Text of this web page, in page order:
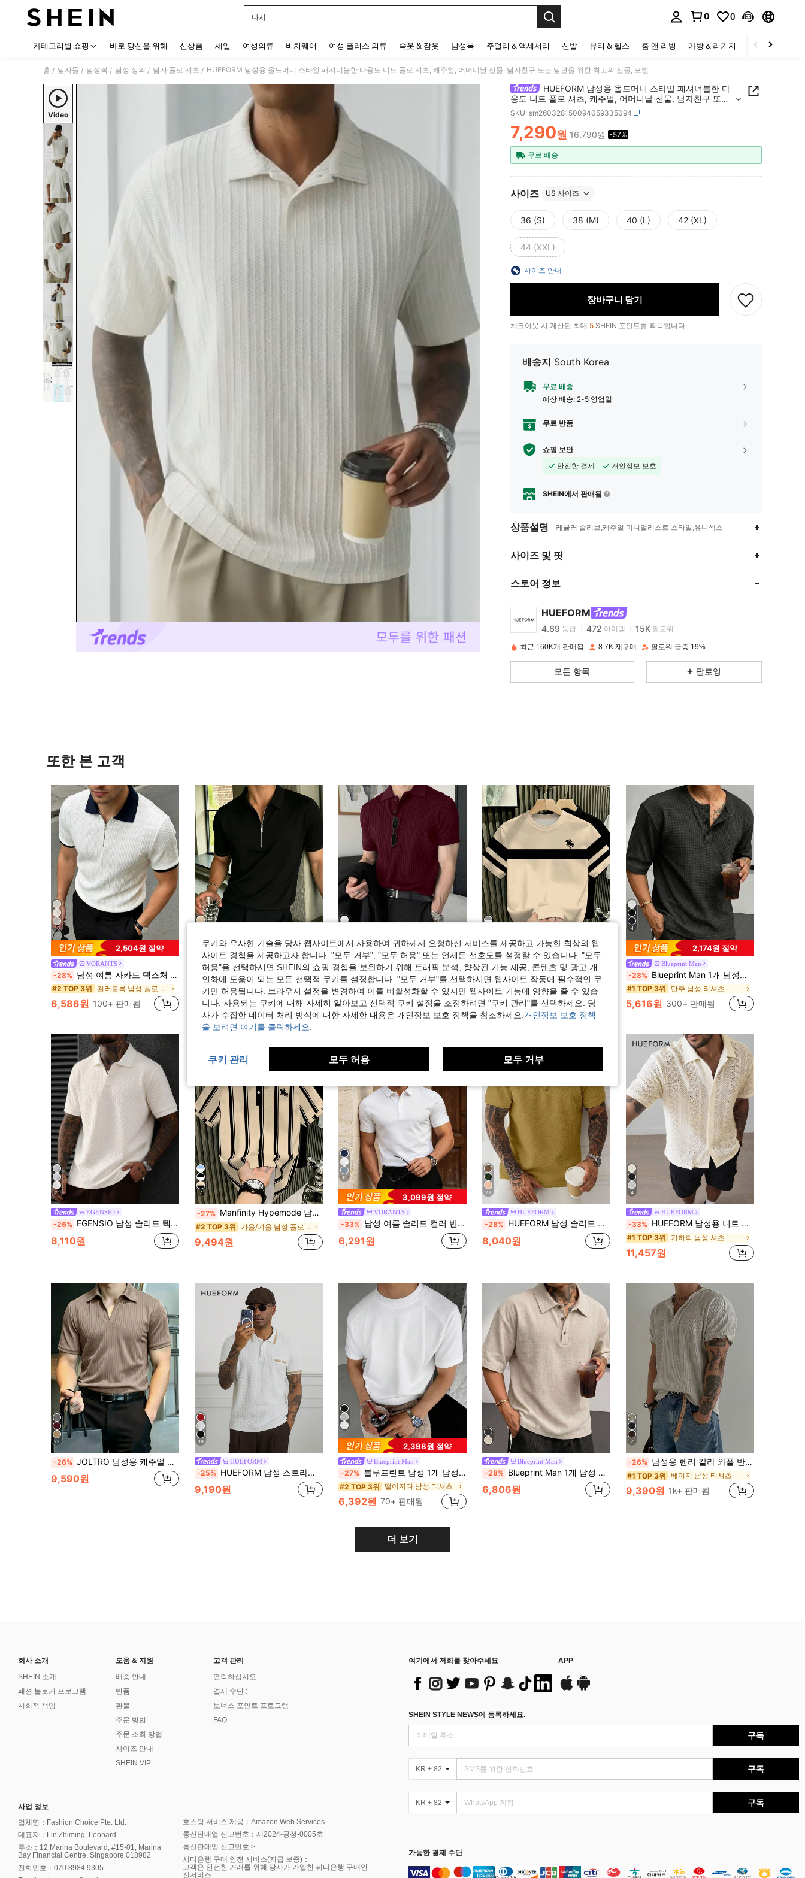
나시
0 0
카테고리별 쇼핑 바로 당신을 위해 신상품 세일 여성의류 비치웨어 여성 플러스 의류 속옷 & 잠옷 남성복 주얼리 & 액세서리 신발 뷰티 & 헬스 홈 앤 리빙 가방 & 러기지 스포츠 & 아웃
홈 / 남자들 / 남성복 / 남성 상의 / 남자 폴로 셔츠 / HUEFORM 남성용 올드머니 스타일 패셔너블한 다용도 니트 폴로 셔츠, 캐주얼, 어머니날 선물, 남자친구 또는 남편을 위한 최고의 선물, 포멀
Video
HUEFORM 남성용 올드머니 스타일 패셔너블한 다
용도 니트 폴로 셔츠, 캐주얼, 어머니날 선물, 남자친구 또는
남편을 위한 최고의 선물, 포멀
SKU: sm260328150094059335094
PRICE AND AVAILABILITY
7,290원 16,790원 -57%
무료 배송
사이즈 US 사이즈
36 (S) 38 (M) 40 (L) 42 (XL)
44 (XXL)
사이즈 안내
장바구니 담기
체크아웃 시 계산된 최대 5 SHEIN 포인트를 획득합니다.
배송지 South Korea
무료 배송
예상 배송: 2-5 영업일
무료 반품
쇼핑 보안
안전한 결제
개인정보 보호
SHEIN에서 판매됨
상품설명 레귤러 슬리브,캐주얼 미니멀리스트 스타일,유니섹스
사이즈 및 핏
스토어 정보
HUEFORM
4.69
4.69 등급 472 아이템 15K 팔로워
4.69 472 15K
4.69 472 15K
472 15K
472 15K
최근 160K개 판매됨 8.7K 재구매 팔로워 급증 19%
모든 항목 팔로잉
또한 본 고객
10
2,504원 절약
VORANTS
-28% 남성 여름 자카드 텍스처 대비 컬러 하프집 폴로 셔츠, 캐주얼 미니멀리스트 어반 성숙한 영국 신사 스타일, 스마트 캐주얼
#2 TOP 3위 컬러블록 남성 폴로 셔츠
6,586원 100+ 판매됨
10
-29% 남성용 솔리드 컬러 하프 플래킷 캐주얼 다용도 출퇴근 반팔 폴로 셔츠
#1 TOP 3위 캐주얼 - 베이직 남성 폴로 셔츠
7,766원 100+ 판매됨
21
-9% JOLTRO 남성용 솔리드 컬러 미니멀리스트 데일리웨어 반팔 폴로 셔츠, 포멀
7,012원 50+ 판매됨
11
-27% Manfinity Hypemode 남성용 클래식 스트라이프 말 로고 살구색 티셔츠
#1 TOP 3위 자수 남성 티셔츠
7,118원 90+ 판매됨
4
2,174원 절약
Blueprint Man
-28% Blueprint Man 1개 남성용 와플 텍스처 반오픈 칼라 반팔 탑, 폴로 칼라 반팔 초박형 여름 루즈핏 편안한 유럽 스타일 올드 머니 스타일 크게 나옵니다. 더 나은 핏을 위해 사이즈를 낮추세요
#1 TOP 3위 단추 남성 티셔츠
5,616원 300+ 판매됨
21
EGENSIO
-26% EGENSIO 남성 솔리드 텍스처 반팔 캐주얼 폴로 셔츠
8,110원
7
-27% Manfinity Hypemode 남성용 살구색 클래식 캐주얼 스트라이프 승마 패턴 폴로 셔츠, 의식용
#2 TOP 3위 가을/겨울 남성 폴로 셔츠
9,494원
11
3,099원 절약
VORANTS
-33% 남성 여름 솔리드 컬러 반팔 캐주얼 출퇴근 버튼 폴로 셔츠, 골프 스포츠에 적합, 블랙 폴로 셔츠
6,291원
23
HUEFORM
-28% HUEFORM 남성 솔리드 컬러 반팔 캐주얼 출퇴근 폴로 셔츠
8,040원
4
HUEFORM
-33% HUEFORM 남성용 니트 셔츠, 다용도적이고 패셔너블함
#1 TOP 3위 기하학 남성 셔츠
11,457원
22
-26% JOLTRO 남성용 캐주얼 일상 & 사무실 출퇴근 솔리드 컬러 리브드 브이넥 폴로 셔츠, 미니멀리스트 & 다용도, 여름, 정장
9,590원
19
HUEFORM
-25% HUEFORM 남성 스트라이프 반팔 폴로 셔츠, 성숙한, 비즈니스, 패션
9,190원
2,398원 절약
Blueprint Man
-27% 블루프린트 남성 1개 남성 솔리드 컬러 프리미엄 텍스처 티셔츠, 헤비웨이트 피부 친화적 크루넥 반팔 탑, 부드럽고 편안한, 절제된 올드 머니 스타일, 기계 세탁 가능, 봄/여름에 적합, 일상 출퇴근 및 야외 스포츠, 올드 머니 스타일, 크게 나옴, 더 나은 핏을 위해 사이즈 다운을 권장합니다
#2 TOP 3위 떨어지다 남성 티셔츠
6,392원 70+ 판매됨
Blueprint Man
-28% Blueprint Man 1개 남성 폴로 셔츠, 밝은 색상 인조 린넨 텍스처 폴로 칼라 반팔 티셔츠, 드레이핑 인조 린넨 원단, 루즈핏 편안한 일본식 캐주얼 라이트 비즈니스 출퇴근, 일상 출퇴근 비즈니스 캐주얼 봄/여름 착용 또는 레이어링에 적합
6,806원
7
-26% 남성용 헨리 칼라 와플 반팔 티셔츠, 가볍고 통기성이 좋은 기본 티, 미국 미니멀리스트 스타일, 올 시즌
#1 TOP 3위 베이지 남성 티셔츠
9,390원 1k+ 판매됨
더 보기
회사 소개
SHEIN 소개
패션 블로거 프로그램
사회적 책임
도움 & 지원
배송 안내
반품
환불
주문 방법
주문 조회 방법
사이즈 안내
SHEIN VIP
고객 관리
연락하십시오.
결제 수단 :
보너스 포인트 프로그램
FAQ
사업 정보
업체명：Fashion Choice Pte. Ltd.
대표자：Lin Zhiming, Leonard
주소：12 Marina Boulevard, #15-01, Marina
Bay Financial Centre, Singapore 018982
전화번호：070 8984 9305
호스팅 서비스 제공：Amazon Web Services
통신판매업 신고번호：제2024-공정-0005호
통신판매업 신고번호 >
시티은행 구매 안전 서비스(지급 보증)：
고객은 안전한 거래를 위해 당사가 가입한 씨티은행 구매안
전서비스
여기에서 저희를 찾아주세요 APP
SHEIN STYLE NEWS에 등록하세요.
구독
KR + 82 구독
KR + 82 구독
가능한 결제 수단
쿠키와 유사한 기술을 당사 웹사이트에서 사용하여 귀하께서 요청하신 서비스를 제공하고 가능한 최상의 웹
사이트 경험을 제공하고자 합니다. "모두 거부", "모두 허용" 또는 언제든 선호도를 설정할 수 있습니다. "모두
허용"을 선택하시면 SHEIN의 쇼핑 경험을 보완하기 위해 트래픽 분석, 향상된 기능 제공, 콘텐츠 및 광고 개
인화에 도움이 되는 모든 선택적 쿠키를 설정합니다. "모두 거부"를 선택하시면 웹사이트 작동에 필수적인 쿠
키만 허용됩니다. 브라우저 설정을 변경하여 이를 비활성화할 수 있지만 웹사이트 기능에 영향을 줄 수 있습
니다. 사용되는 쿠키에 대해 자세히 알아보고 선택적 쿠키 설정을 조정하려면 "쿠키 관리"를 선택하세요. 당
사가 수집한 데이터 처리 방식에 대한 자세한 내용은 개인정보 보호 정책을 참조하세요. 개인정보 보호 정책
을 보려면 여기를 클릭하세요.
쿠키 관리 모두 허용 모두 거부